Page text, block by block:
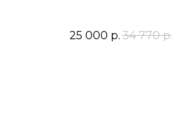
25 000 р. 34 770 р.